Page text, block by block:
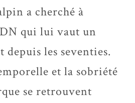
a cherché à
qui lui vaut un
depuis les seventies.
et la sobriété
se retrouvent